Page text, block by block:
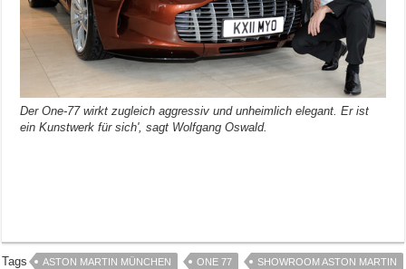
Der One-77 wirkt zugleich aggressiv und unheimlich elegant. Er ist
ein Kunstwerk für sich', sagt Wolfgang Oswald.
Tags ASTON MARTIN MÜNCHEN ONE 77 SHOWROOM ASTON MARTIN